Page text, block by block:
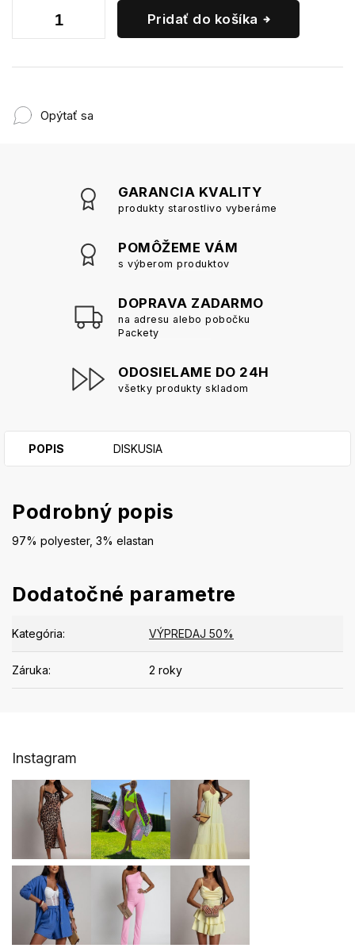
Pridať do košíka
Opýtať sa
GARANCIA KVALITY
produkty starostlivo vyberáme
POMÔŽEME VÁM
s výberom produktov
DOPRAVA ZADARMO
na adresu alebo pobočku
Packety
ODOSIELAME DO 24H
všetky produkty skladom
POPIS DISKUSIA
Podrobný popis
97% polyester, 3% elastan
Dodatočné parametre
Kategória: VÝPREDAJ 50%
Záruka: 2 roky
Instagram